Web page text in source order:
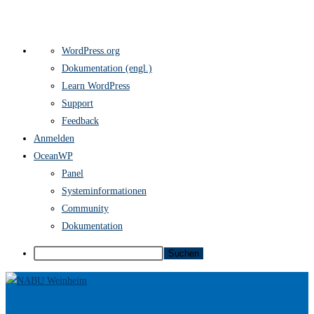
Über
WordPress
WordPress.org
Dokumentation (engl.)
Learn WordPress
Support
Feedback
Anmelden
OceanWP
Panel
Systeminformationen
Community
Dokumentation
Suchen
Zum